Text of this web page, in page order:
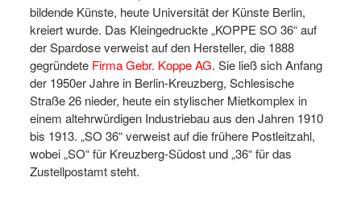
bildende Künste, heute Universität der Künste Berlin,
kreiert wurde. Das Kleingedruckte „KOPPE SO 36“ auf
der Spardose verweist auf den Hersteller, die 1888
gegründete Firma Gebr. Koppe AG. Sie ließ sich Anfang
der 1950er Jahre in Berlin-Kreuzberg, Schlesische
Straße 26 nieder, heute ein stylischer Mietkomplex in
einem altehrwürdigen Industriebau aus den Jahren 1910
bis 1913. „SO 36“ verweist auf die frühere Postleitzahl,
wobei „SO“ für Kreuzberg-Südost und „36“ für das
Zustellpostamt steht.